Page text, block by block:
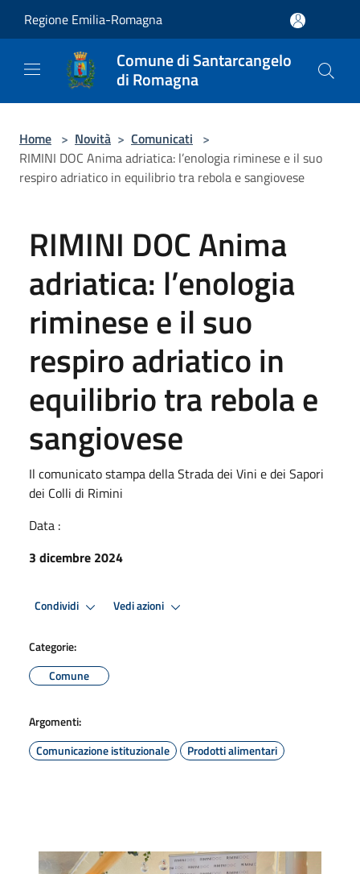
Regione Emilia-Romagna
Comune di Santarcangelo
di Romagna
Home > Novità > Comunicati >
RIMINI DOC Anima adriatica: l’enologia riminese e il suo
respiro adriatico in equilibrio tra rebola e sangiovese
RIMINI DOC Anima
adriatica: l’enologia
riminese e il suo
respiro adriatico in
equilibrio tra rebola e
sangiovese
Il comunicato stampa della Strada dei Vini e dei Sapori
dei Colli di Rimini
Data :
3 dicembre 2024
Condividi Vedi azioni
Categorie:
Comune
Argomenti:
Comunicazione istituzionale
Prodotti alimentari